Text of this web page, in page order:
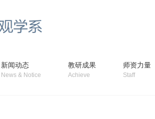
新闻动态
News & Notice
教研成果
Achieve
师资力量
Staff